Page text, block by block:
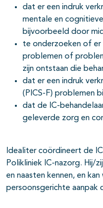
dat er een indruk
mentale en
bijvoorbeeld door
te onderzoeken of er
problemen of
zijn ontstaan die
dat er een indruk
(PICS-F) problemen
dat de IC-
geleverde zorg en
Idealiter coördineert de
Polikliniek IC-nazorg. Hij/
en naasten kennen, en
persoonsgerichte aanpak